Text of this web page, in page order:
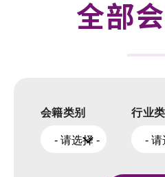
全部
会籍类别
- 请选择 -
行业
- 请